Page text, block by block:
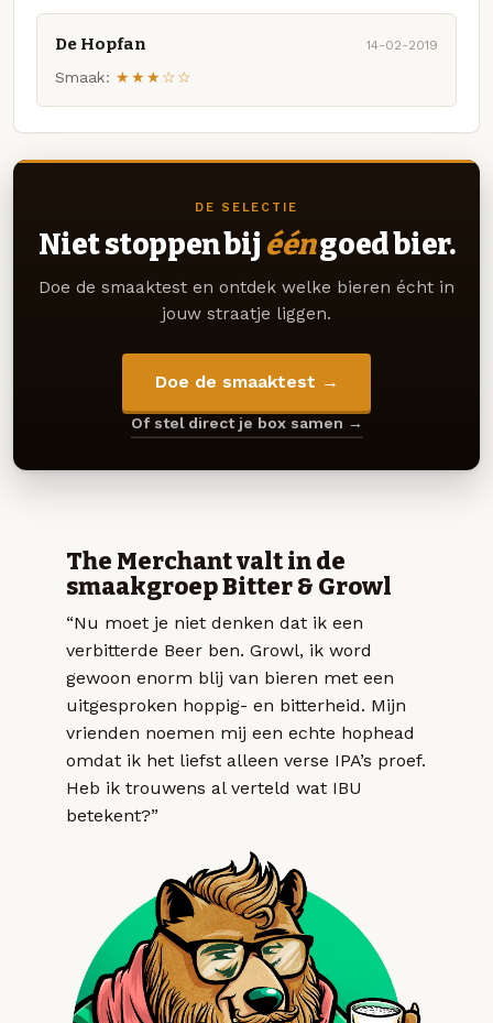
De Hopfan 14-02-2019
Smaak: ★★★☆☆
DE SELECTIE
Niet stoppen bij ééngoed bier.
Doe de smaaktest en ontdek welke bieren écht in
jouw straatje liggen.
Doe de smaaktest →
Of stel direct je box samen →
The Merchant valt in de
smaakgroep Bitter & Growl
“Nu moet je niet denken dat ik een
verbitterde Beer ben. Growl, ik word
gewoon enorm blij van bieren met een
uitgesproken hoppig- en bitterheid. Mijn
vrienden noemen mij een echte hophead
omdat ik het liefst alleen verse IPA’s proef.
Heb ik trouwens al verteld wat IBU
betekent?”